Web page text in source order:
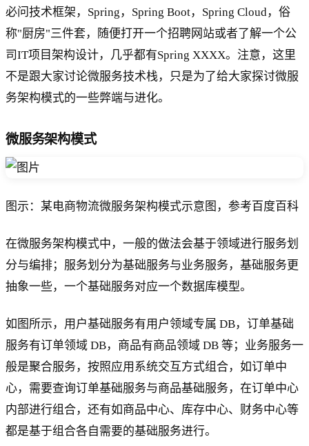
必问技术框架，Spring，Spring Boot，Spring Cloud，俗
称"厨房"三件套，随便打开一个招聘网站或者了解一个公
司IT项目架构设计，几乎都有Spring XXXX。注意，这里
不是跟大家讨论微服务技术栈，只是为了给大家探讨微服
务架构模式的一些弊端与进化。
微服务架构模式
图示：某电商物流微服务架构模式示意图，参考百度百科
在微服务架构模式中，一般的做法会基于领域进行服务划
分与编排；服务划分为基础服务与业务服务，基础服务更
抽象一些，一个基础服务对应一个数据库模型。
如图所示，用户基础服务有用户领域专属 DB，订单基础
服务有订单领域 DB，商品有商品领域 DB 等；业务服务一
般是聚合服务，按照应用系统交互方式组合，如订单中
心，需要查询订单基础服务与商品基础服务，在订单中心
内部进行组合，还有如商品中心、库存中心、财务中心等
都是基于组合各自需要的基础服务进行。